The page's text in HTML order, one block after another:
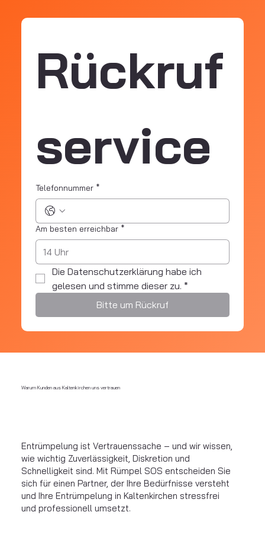
Warum Kunden aus Kaltenkirchen uns vertrauen
Entrümpelung ist Vertrauenssache – und wir wissen,
wie wichtig Zuverlässigkeit, Diskretion und
Schnelligkeit sind. Mit Rümpel SOS entscheiden Sie
sich für einen Partner, der Ihre Bedürfnisse versteht
und Ihre Entrümpelung in Kaltenkirchen stressfrei
und professionell umsetzt.
Rückruf
service
Telefonnummer *
Am besten erreichbar *
Die Datenschutzerklärung habe ich
gelesen und stimme dieser zu. *
Bitte um Rückruf